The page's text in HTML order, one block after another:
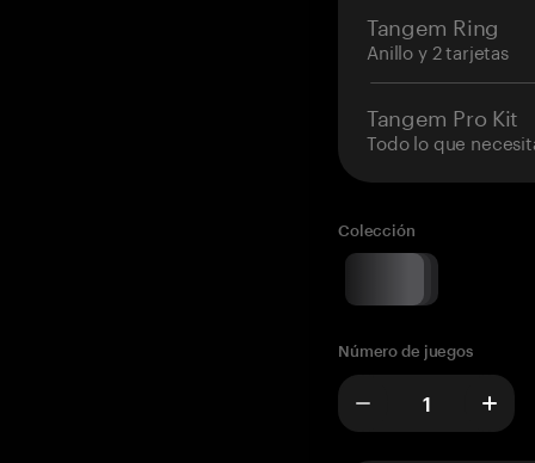
Tangem Ring
Anillo y 2 tarjetas
Tangem Pro Kit
Todo lo que
Colección
Número de juegos